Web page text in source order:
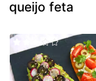
queijo feta